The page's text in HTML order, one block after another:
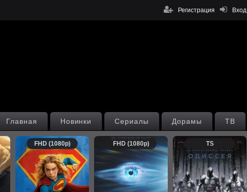
Вход
Регистрация
ТВ
Дорамы
Сериалы
Новинки
Главная
FHD (1080p) FHD (1080p) TS